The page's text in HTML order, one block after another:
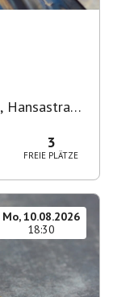
, Hansastraße
3
FREIE PLÄTZE
Mo, 10.08.2026
18:30